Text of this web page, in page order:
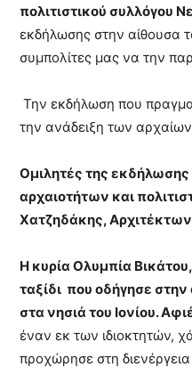
πολιτιστικού συλλόγου
εκδήλωσης στην αίθουσα
συμπολίτες μας να την
Την εκδήλωση που
την ανάδειξη των
Ομιλητές της εκδήλωσης
αρχαιοτήτων και
Χατζηδάκης,
Η κυρία Ολυμπία
ταξίδι που οδήγησε
στα νησιά του Ιονίου.
έναν εκ των ιδιοκτητών,
προχώρησε στη